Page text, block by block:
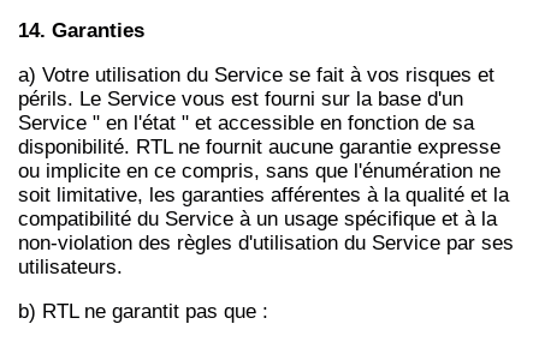
14. Garanties
a) Votre utilisation du Service se fait à vos risques et
périls. Le Service vous est fourni sur la base d'un
Service " en l'état " et accessible en fonction de sa
disponibilité. RTL ne fournit aucune garantie expresse
ou implicite en ce compris, sans que l'énumération ne
soit limitative, les garanties afférentes à la qualité et la
compatibilité du Service à un usage spécifique et à la
non-violation des règles d'utilisation du Service par ses
utilisateurs.
b) RTL ne garantit pas que :